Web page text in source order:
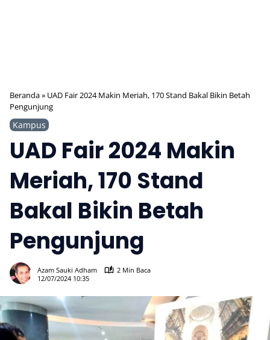
Beranda» UAD Fair 2024 Makin Meriah, 170 Stand Bakal Bikin Betah
Pengunjung
Kampus
UAD Fair 2024 Makin
Meriah, 170 Stand
Bakal Bikin Betah
Pengunjung
Azam Sauki Adham
2 Min Baca
12/07/2024 10:35